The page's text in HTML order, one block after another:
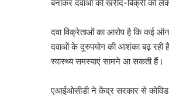
बनाकर दवाओं की खरीद-बिक्री को
दवा विक्रेताओं का आरोप है कि कई
दवाओं के दुरुपयोग की आशंका बढ़ रही
स्वास्थ्य समस्याएं सामने आ सकती हैं।
एआईओसीडी ने केंद्र सरकार से